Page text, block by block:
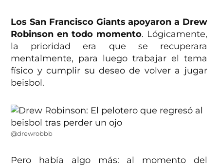
Los San Francisco Giants apoyaron a Drew
Robinson en todo momento. Lógicamente,
la prioridad era que se recuperara
mentalmente, para luego trabajar el tema
físico y cumplir su deseo de volver a jugar
beisbol.
@drewrobbb
Pero había algo más: al momento del